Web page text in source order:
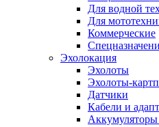
Для водной
Для
Коммерческие
Эхолокация
Эхолоты
Эхолоты-
Датчики
Кабели и